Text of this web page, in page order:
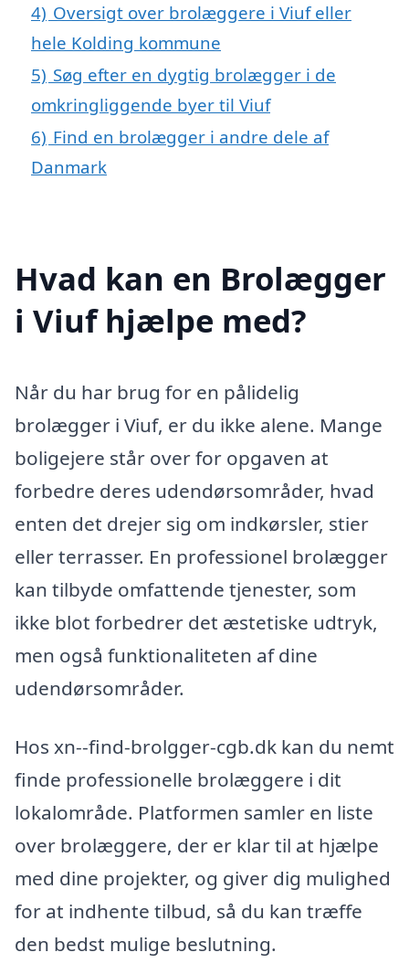
4) Oversigt over brolæggere i Viuf eller
hele Kolding kommune
5) Søg efter en dygtig brolægger i de
omkringliggende byer til Viuf
6) Find en brolægger i andre dele af
Danmark
Hvad kan en Brolægger
i Viuf hjælpe med?
Når du har brug for en pålidelig
brolægger i Viuf, er du ikke alene. Mange
boligejere står over for opgaven at
forbedre deres udendørsområder, hvad
enten det drejer sig om indkørsler, stier
eller terrasser. En professionel brolægger
kan tilbyde omfattende tjenester, som
ikke blot forbedrer det æstetiske udtryk,
men også funktionaliteten af dine
udendørsområder.
Hos xn--find-brolgger-cgb.dk kan du nemt
finde professionelle brolæggere i dit
lokalområde. Platformen samler en liste
over brolæggere, der er klar til at hjælpe
med dine projekter, og giver dig mulighed
for at indhente tilbud, så du kan træffe
den bedst mulige beslutning.